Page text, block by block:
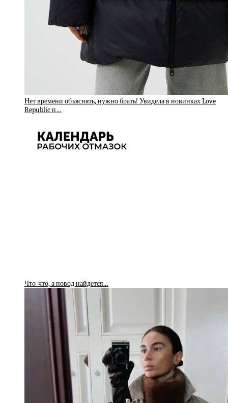
Нет времени объяснять, нужно брать! Увидела в новинках Love
Republic п…
Что-что, а повод найдется…